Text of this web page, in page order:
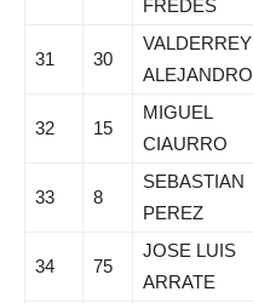
FREDES
31 30
VALDERREY
ALEJANDRO
32 15
MIGUEL
CIAURRO
33 8
SEBASTIAN
PEREZ
34 75
JOSE LUIS
ARRATE